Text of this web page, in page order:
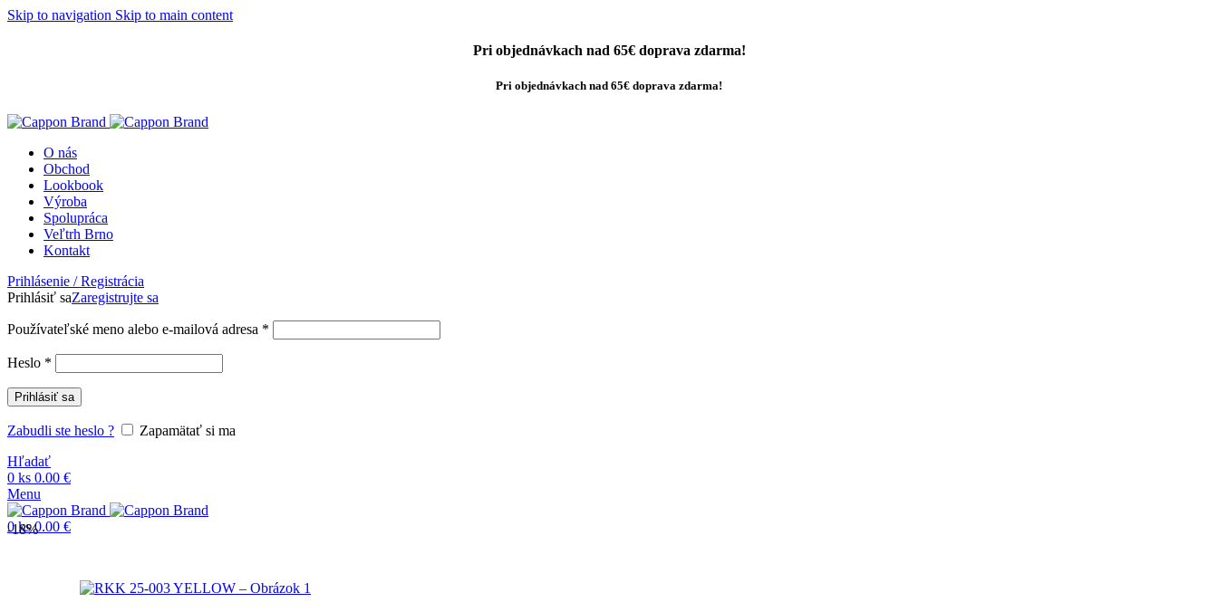
Skip to navigation Skip to main content
Pri objednávkach nad 65€ doprava zdarma!
Pri objednávkach nad 65€ doprava zdarma!
O nás
Obchod
Lookbook
Výroba
Spolupráca
Veľtrh Brno
Kontakt
Prihlásenie / Registrácia
Prihlásiť saZaregistrujte sa
Používateľské meno alebo e-mailová adresa *
Heslo *
Prihlásiť sa
Zabudli ste heslo ?
Zapamätať si ma
Hľadať
0 ks 0.00 €
Menu
0ks 0.00 €
-18%